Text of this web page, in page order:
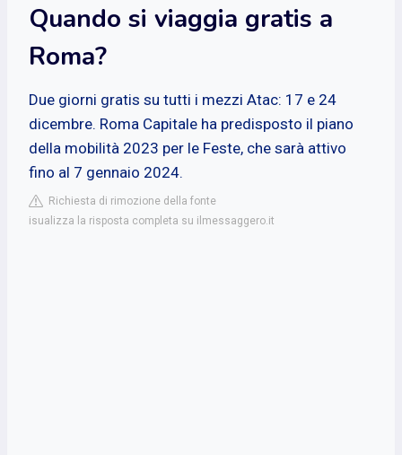
Quando si viaggia gratis a
Roma?
Due giorni gratis su tutti i mezzi Atac: 17 e 24
dicembre. Roma Capitale ha predisposto il piano
della mobilità 2023 per le Feste, che sarà attivo
fino al 7 gennaio 2024.
Richiesta di rimozione della fonte
isualizza la risposta completa su ilmessaggero.it